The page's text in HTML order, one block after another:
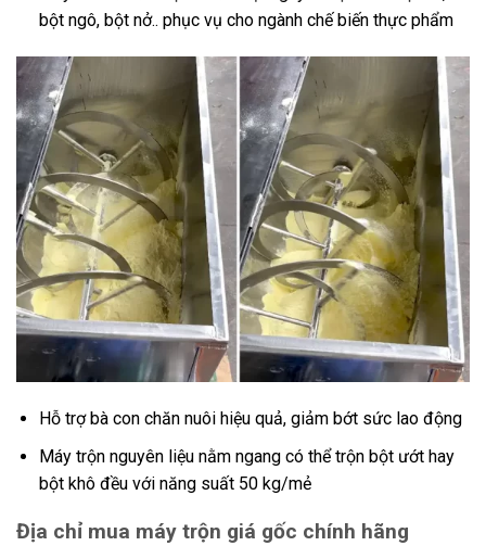
bột ngô, bột nở.. phục vụ cho ngành chế biến thực phẩm
Hỗ trợ bà con chăn nuôi hiệu quả, giảm bớt sức lao động
Máy trộn nguyên liệu nằm ngang có thể trộn bột ướt hay
bột khô đều với năng suất 50 kg/mẻ
Địa chỉ mua máy trộn giá gốc chính hãng